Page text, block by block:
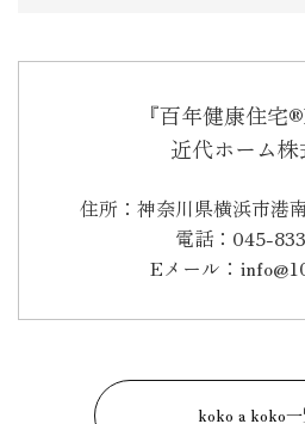
『百年健康住宅
近代ホーム
住所：神奈川県横浜市港
電話：045-
Eメール：
koko a koko